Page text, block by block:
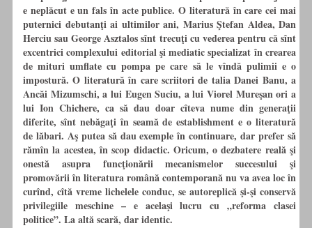
e neplăcut e un fals în acte publice. O literatură în care cei mai
puternici debutanţi ai ultimilor ani, Marius Ştefan Aldea, Dan
Herciu sau George Asztalos sînt trecuţi cu vederea pentru că sînt
excentrici complexului editorial şi mediatic specializat în crearea
de mituri umflate cu pompa pe care să le vîndă pulimii e o
impostură. O literatură în care scriitori de talia Danei Banu, a
Ancăi Mizumschi, a lui Eugen Suciu, a lui Viorel Mureşan ori a
lui Ion Chichere, ca să dau doar cîteva nume din generaţii
diferite, sînt nebăgaţi în seamă de establishment e o literatură
de lăbari. Aş putea să dau exemple în continuare, dar prefer să
rămîn la acestea, în scop didactic. Oricum, o dezbatere reală şi
onestă asupra funcţionării mecanismelor succesului şi
promovării în literatura română contemporană nu va avea loc în
curînd, cîtă vreme lichelele conduc, se autoreplică şi-şi conservă
privilegiile meschine – e acelaşi lucru cu „reforma clasei
politice”. La altă scară, dar identic.